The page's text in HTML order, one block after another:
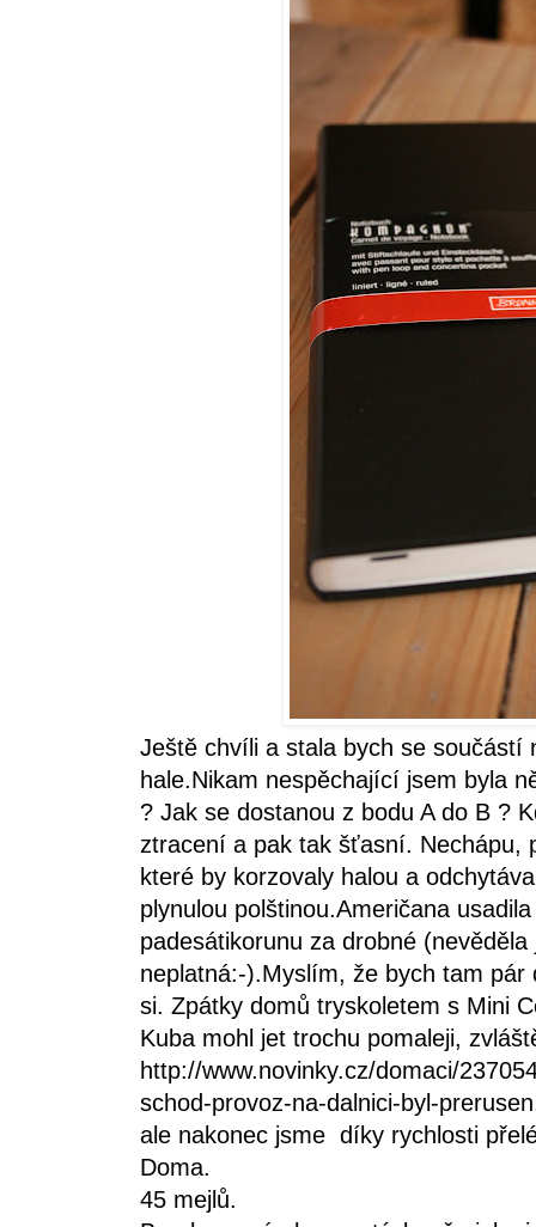
Ještě chvíli a stala bych se součástí
hale.Nikam nespěchající jsem byla
? Jak se dostanou z bodu A do B ?
ztracení a pak tak šťasní. Nechápu,
které by korzovaly halou a
plynulou polštinou.Američana
padesátikorunu za drobné
neplatná:-).Myslím, že bych tam
si. Zpátky domů tryskoletem s Mini
Kuba mohl jet trochu pomaleji,
http://www.novinky.cz/domaci/
schod-provoz-na-dalnici-byl-
ale nakonec jsme díky rychlosti
Doma.
45 mejlů.